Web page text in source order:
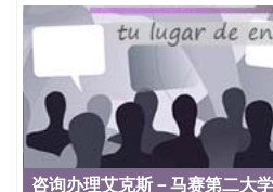
University）圣何塞州立大学（
University）圣何塞州立大学（
University）圣何塞州立大学（
University）圣何塞州立大学学
University）圣何塞州立大学学
University）圣何塞州立大学结
University）圣何塞州立大学结
University）圣何塞州立大学结
University）圣何塞州立大学学
咨询办理艾克斯－马赛第二大